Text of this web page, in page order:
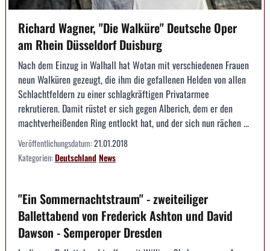
Richard Wagner, "Die Walküre" Deutsche Oper
am Rhein Düsseldorf Duisburg
Nach dem Einzug in Walhall hat Wotan mit verschiedenen Frauen
neun Walküren gezeugt, die ihm die gefallenen Helden von allen
Schlachtfeldern zu einer schlagkräftigen Privatarmee
rekrutieren. Damit rüstet er sich gegen Alberich, dem er den
machtverheißenden Ring entlockt hat, und der sich nun rächen ...
Veröffentlichungsdatum:21.01.2018
Kategorien:DeutschlandNews
"Ein Sommernachtstraum" - zweiteiliger
Ballettabend von Frederick Ashton und David
Dawson - Semperoper Dresden